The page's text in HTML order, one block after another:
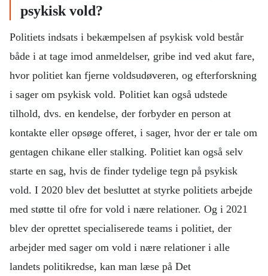
psykisk vold?
Politiets indsats i bekæmpelsen af psykisk vold består
både i at tage imod anmeldelser, gribe ind ved akut fare,
hvor politiet kan fjerne voldsudøveren, og efterforskning
i sager om psykisk vold. Politiet kan også udstede
tilhold, dvs. en kendelse, der forbyder en person at
kontakte eller opsøge offeret, i sager, hvor der er tale om
gentagen chikane eller stalking. Politiet kan også selv
starte en sag, hvis de finder tydelige tegn på psykisk
vold. I 2020 blev det besluttet at styrke politiets arbejde
med støtte til ofre for vold i nære relationer. Og i 2021
blev der oprettet specialiserede teams i politiet, der
arbejder med sager om vold i nære relationer i alle
landets politikredse, kan man læse på Det